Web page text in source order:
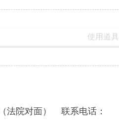
使用道具
法院对面） 联系电话：